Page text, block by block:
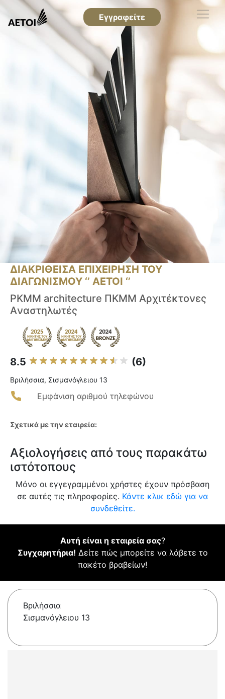
Εγγραφείτε
ΔΙΑΚΡΙΘΕΙΣΑ ΕΠΙΧΕΙΡΗΣΗ ΤΟΥ
ΔΙΑΓΩΝΙΣΜΟΥ ‘’ ΑΕΤΟΙ ‘’
PKMM architecture ΠΚΜΜ Αρχιτέκτονες
Aναστηλωτές
8.5 (6)
Βριλήσσια, Σισμανόγλειου 13
Εμφάνιση αριθμού τηλεφώνου
Σχετικά με την εταιρεία:
Αξιολογήσεις από τους παρακάτω
ιστότοπους
Μόνο οι εγγεγραμμένοι χρήστες έχουν πρόσβαση
σε αυτές τις πληροφορίες. Κάντε κλικ εδώ για να
συνδεθείτε.
Αυτή είναι η εταιρεία σας?
Συγχαρητήρια! Δείτε πώς μπορείτε να λάβετε το
πακέτο βραβείων!
Βριλήσσια
Σισμανόγλειου 13